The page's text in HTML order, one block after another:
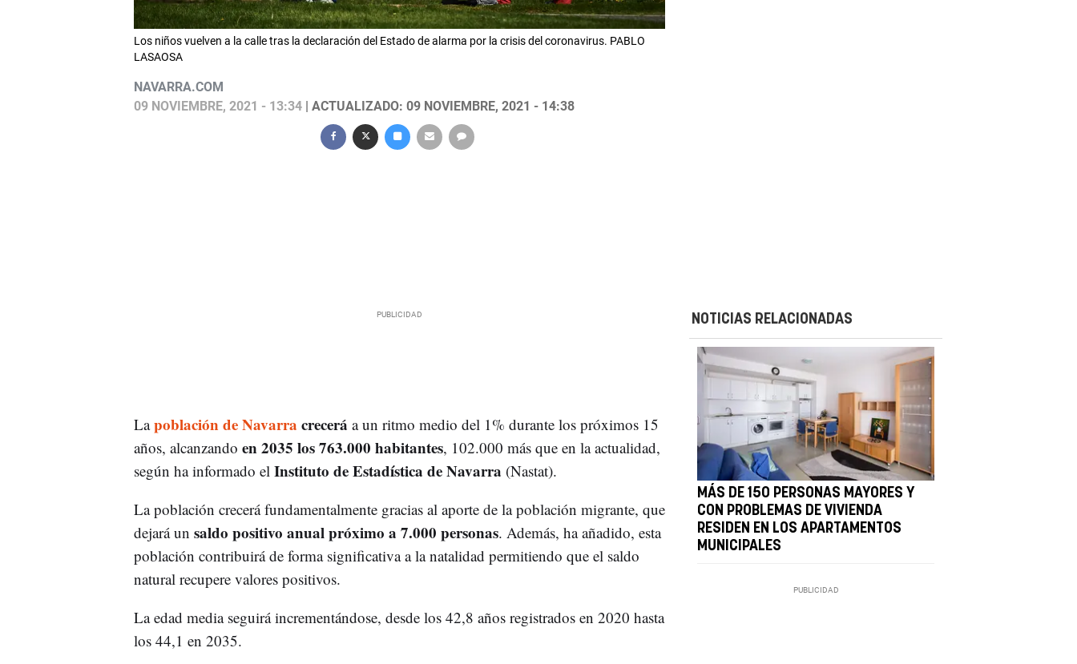
Los niños vuelven a la calle tras la declaración del Estado de alarma por la crisis del coronavirus. PABLO
LASAOSA
NAVARRA.COM
09 NOVIEMBRE, 2021 - 13:34| ACTUALIZADO: 09 NOVIEMBRE, 2021 - 14:38
Lapoblación de Navarra crecerá a un ritmo medio del 1% durante los próximos 15
años, alcanzando en 2035 los 763.000 habitantes, 102.000 más que en la actualidad,
según ha informado el Instituto de Estadística de Navarra (Nastat).
La población crecerá fundamentalmente gracias al aporte de la población migrante, que
dejará un saldo positivo anual próximo a 7.000 personas. Además, ha añadido, esta
población contribuirá de forma significativa a la natalidad permitiendo que el saldo
natural recupere valores positivos.
La edad media seguirá incrementándose, desde los 42,8 años registrados en 2020 hasta
los 44,1 en 2035.
NOTICIAS RELACIONADAS
MÁS DE 150 PERSONAS MAYORES Y
CON PROBLEMAS DE VIVIENDA
RESIDEN EN LOS APARTAMENTOS
MUNICIPALES